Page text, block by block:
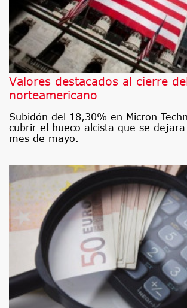
Valores destacados al cierre
norteamericano
Subidón del 18,30% en Micron
cubrir el hueco alcista que se dejara
mes de mayo.